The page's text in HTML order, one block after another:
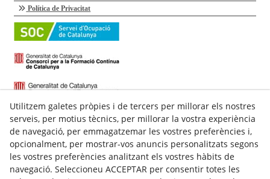
Política de Privacitat
Utilitzem galetes pròpies i de tercers per millorar els nostres
serveis, per motius tècnics, per millorar la vostra experiència
de navegació, per emmagatzemar les vostres preferències i,
opcionalment, per mostrar-vos anuncis personalitzats segons
les vostres preferències analitzant els vostres hàbits de
navegació. Seleccioneu ACCEPTAR per consentir totes les